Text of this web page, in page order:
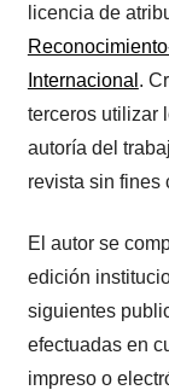
licencia de
Internacional .
terceros utilizar
autoría del
revista sin fines
El autor se
edición
siguientes
efectuadas en
impreso o